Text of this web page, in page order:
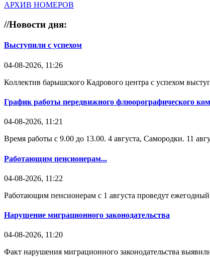
АРХИВ НОМЕРОВ
//Новости дня:
Выступили с успехом
04-08-2026, 11:26
Коллектив барышского Кадрового центра с успехом
График работы передвижного флюорографического
04-08-2026, 11:21
Время работы с 9.00 до 13.00. 4 августа, Самородки. 11
Работающим пенсионерам...
04-08-2026, 11:22
Работающим пенсионерам с 1 августа проведут
Нарушение миграционного законодательства
04-08-2026, 11:20
Факт нарушения миграционного законодательства